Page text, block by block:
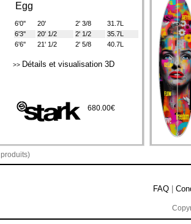
Egg
6'0'' 20' 2' 3/8
31.7L
6'3''
20' 1/2 2' 1/2
35.7L
6'6''
21' 1/2 2' 5/8 40.7L
>> Détails et visualisation 3D
680.00€
produits)
FAQ |